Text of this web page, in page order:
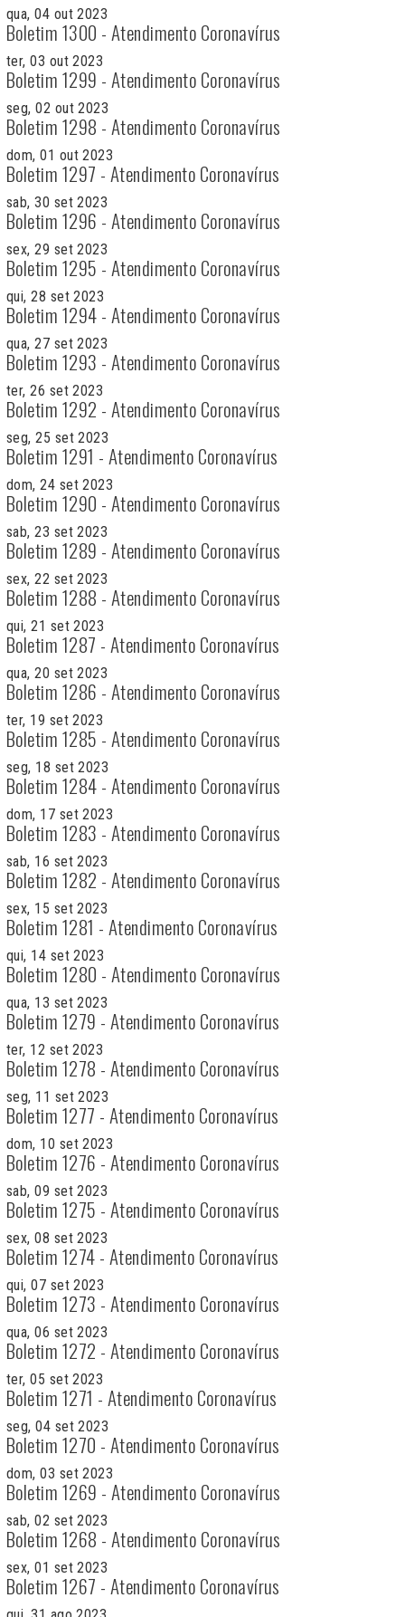
qua, 04 out 2023
Boletim 1300 - Atendimento Coronavírus
ter, 03 out 2023
Boletim 1299 - Atendimento Coronavírus
seg, 02 out 2023
Boletim 1298 - Atendimento Coronavírus
dom, 01 out 2023
Boletim 1297 - Atendimento Coronavírus
sab, 30 set 2023
Boletim 1296 - Atendimento Coronavírus
sex, 29 set 2023
Boletim 1295 - Atendimento Coronavírus
qui, 28 set 2023
Boletim 1294 - Atendimento Coronavírus
qua, 27 set 2023
Boletim 1293 - Atendimento Coronavírus
ter, 26 set 2023
Boletim 1292 - Atendimento Coronavírus
seg, 25 set 2023
Boletim 1291 - Atendimento Coronavírus
dom, 24 set 2023
Boletim 1290 - Atendimento Coronavírus
sab, 23 set 2023
Boletim 1289 - Atendimento Coronavírus
sex, 22 set 2023
Boletim 1288 - Atendimento Coronavírus
qui, 21 set 2023
Boletim 1287 - Atendimento Coronavírus
qua, 20 set 2023
Boletim 1286 - Atendimento Coronavírus
ter, 19 set 2023
Boletim 1285 - Atendimento Coronavírus
seg, 18 set 2023
Boletim 1284 - Atendimento Coronavírus
dom, 17 set 2023
Boletim 1283 - Atendimento Coronavírus
sab, 16 set 2023
Boletim 1282 - Atendimento Coronavírus
sex, 15 set 2023
Boletim 1281 - Atendimento Coronavírus
qui, 14 set 2023
Boletim 1280 - Atendimento Coronavírus
qua, 13 set 2023
Boletim 1279 - Atendimento Coronavírus
ter, 12 set 2023
Boletim 1278 - Atendimento Coronavírus
seg, 11 set 2023
Boletim 1277 - Atendimento Coronavírus
dom, 10 set 2023
Boletim 1276 - Atendimento Coronavírus
sab, 09 set 2023
Boletim 1275 - Atendimento Coronavírus
sex, 08 set 2023
Boletim 1274 - Atendimento Coronavírus
qui, 07 set 2023
Boletim 1273 - Atendimento Coronavírus
qua, 06 set 2023
Boletim 1272 - Atendimento Coronavírus
ter, 05 set 2023
Boletim 1271 - Atendimento Coronavírus
seg, 04 set 2023
Boletim 1270 - Atendimento Coronavírus
dom, 03 set 2023
Boletim 1269 - Atendimento Coronavírus
sab, 02 set 2023
Boletim 1268 - Atendimento Coronavírus
sex, 01 set 2023
Boletim 1267 - Atendimento Coronavírus